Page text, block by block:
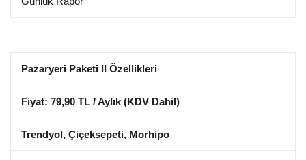
Pazaryeri Paketi II Özellikleri
Fiyat: 79,90 TL / Aylık (KDV Dahil)
Trendyol, Çiçeksepeti, Morhipo